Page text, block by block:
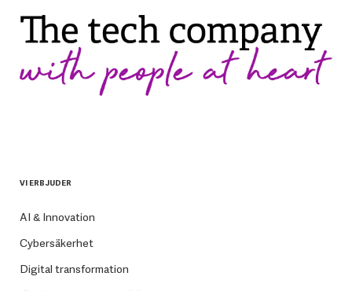
VI ERBJUDER
AI & Innovation
Cybersäkerhet
Digital transformation